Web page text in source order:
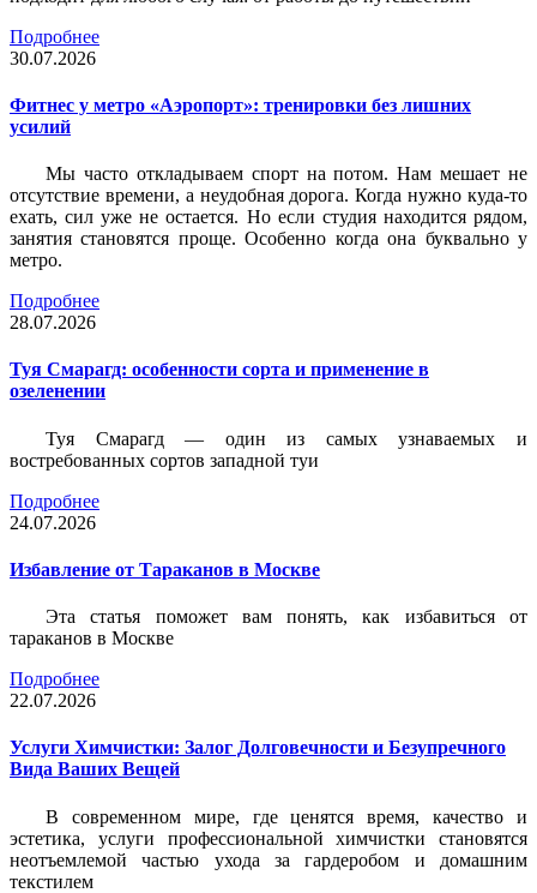
Подробнее
30.07.2026
Фитнес у метро «Аэропорт»: тренировки без лишних
усилий
Мы часто откладываем спорт на потом. Нам мешает не
отсутствие времени, а неудобная дорога. Когда нужно куда-то
ехать, сил уже не остается. Но если студия находится рядом,
занятия становятся проще. Особенно когда она буквально у
метро.
Подробнее
28.07.2026
Туя Смарагд: особенности сорта и применение в
озеленении
Туя Смарагд — один из самых узнаваемых и
востребованных сортов западной туи
Подробнее
24.07.2026
Избавление от Тараканов в Москве
Эта статья поможет вам понять, как избавиться от
тараканов в Москве
Подробнее
22.07.2026
Услуги Химчистки: Залог Долговечности и Безупречного
Вида Ваших Вещей
В современном мире, где ценятся время, качество и
эстетика, услуги профессиональной химчистки становятся
неотъемлемой частью ухода за гардеробом и домашним
текстилем